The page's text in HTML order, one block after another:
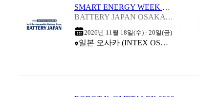
SMART ENERGY WEEK OSAKA - 일본 오사카 배터리 박람회 2026
BATTERY JAPAN OSAKA 2026
2026년 11월 18일(수) - 20일(금)
일본 오사카 (INTEX OSAKA (International Exhibition Center))